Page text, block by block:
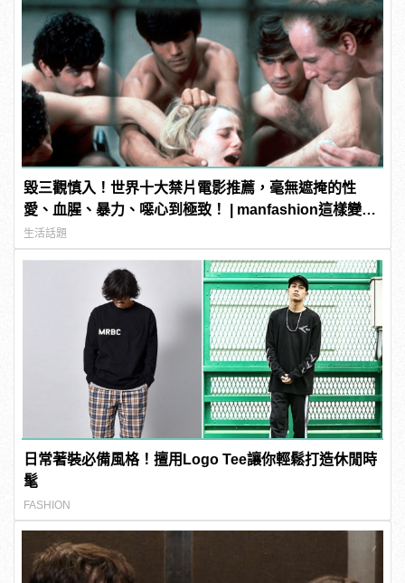
毀三觀慎入！世界十大禁片電影推薦，毫無遮掩的性
愛、血腥、暴力、噁心到極致！ | manfashion這樣變型
男
生活話題
日常著裝必備風格！擅用Logo Tee讓你輕鬆打造休閒時
髦
FASHION